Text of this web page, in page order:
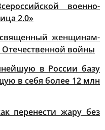
военно-
2.0»
женщинам-
войны
в России базу
в себя более 12 млн
перенести жару без